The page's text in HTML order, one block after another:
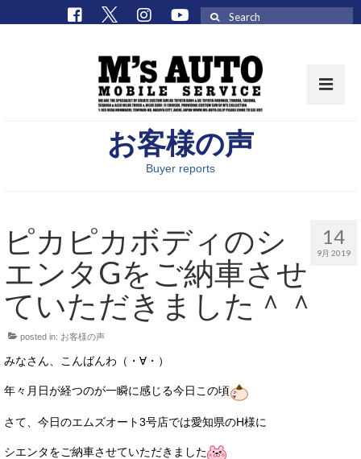
取扱車種一覧
M’sCollectionパーツ一覧
エムズオート
M’sCollection
エムズオートとは
お客様の声
Buyer reports
14
9月 2019
ピカピカボディのシ
エンタGをご納車させ
ていただきました＾＾
posted in: お客様の声
みなさん、こんばんわ（・∀・）
年々月日が経つのが一瞬に感じる今日この頃
さて、今日のエムズオート3号店では愛知県のH様に
シエンタをご納車させていただきました